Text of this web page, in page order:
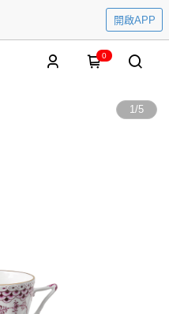
開啟APP
0
1/5